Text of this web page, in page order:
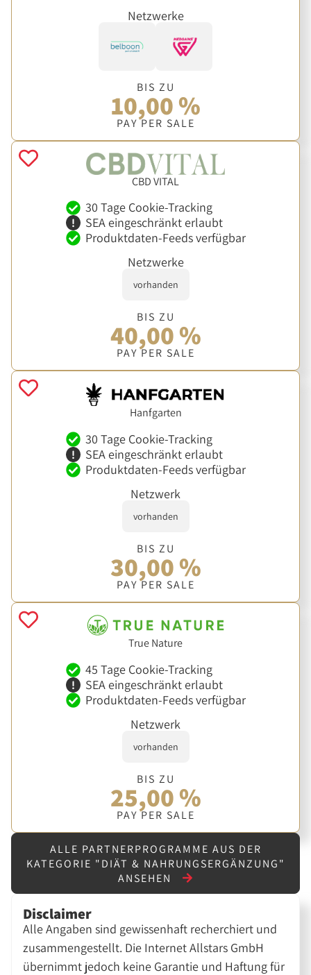
Netzwerke
BIS ZU
10,00 %
PAY PER SALE
CBD VITAL
30 Tage Cookie-Tracking
SEA eingeschränkt erlaubt
Produktdaten-Feeds verfügbar
Netzwerke
vorhanden
BIS ZU
40,00 %
PAY PER SALE
Hanfgarten
30 Tage Cookie-Tracking
SEA eingeschränkt erlaubt
Produktdaten-Feeds verfügbar
Netzwerk
vorhanden
BIS ZU
30,00 %
PAY PER SALE
True Nature
45 Tage Cookie-Tracking
SEA eingeschränkt erlaubt
Produktdaten-Feeds verfügbar
Netzwerk
vorhanden
BIS ZU
25,00 %
PAY PER SALE
ALLE PARTNERPROGRAMME AUS DER
KATEGORIE "DIÄT & NAHRUNGSERGÄNZUNG"
ANSEHEN
Disclaimer
Alle Angaben sind gewissenhaft recherchiert und
zusammengestellt. Die Internet Allstars GmbH
übernimmt jedoch keine Garantie und Haftung für